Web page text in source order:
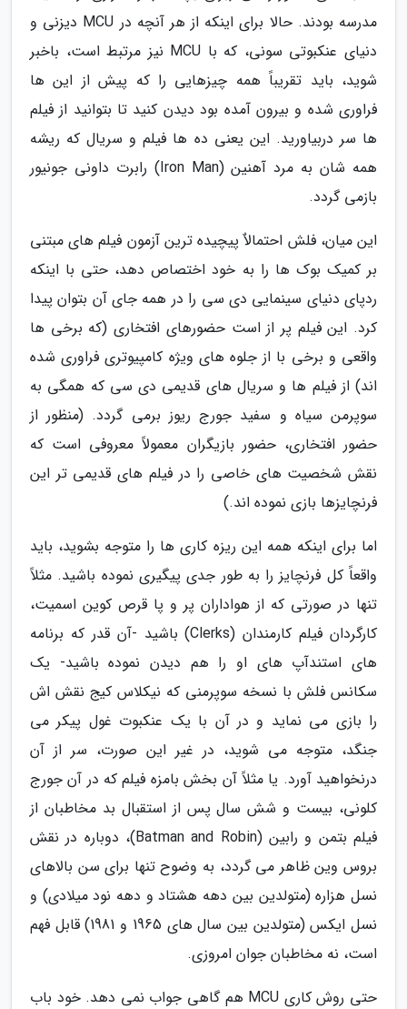
مدرسه بودند. حالا برای اینکه از هر آنچه در MCU دیزنی و
دنیای عنکبوتی سونی، که با MCU نیز مرتبط است، باخبر
شوید، باید تقریباً همه چیزهایی را که پیش از این ها
فراوری شده و بیرون آمده بود دیدن کنید تا بتوانید از فیلم
ها سر دربیاورید. این یعنی ده ها فیلم و سریال که ریشه
همه شان به مرد آهنین (Iron Man) رابرت داونی جونیور
بازمی گردد.
این میان، فلش احتمالاٌ پیچیده ترین آزمون فیلم های مبتنی
بر کمیک بوک ها را به خود اختصاص دهد، حتی با اینکه
ردپای دنیای سینمایی دی سی را در همه جای آن بتوان پیدا
کرد. این فیلم پر از است حضورهای افتخاری (که برخی ها
واقعی و برخی با از جلوه های ویژه کامپیوتری فراوری شده
اند) از فیلم ها و سریال های قدیمی دی سی که همگی به
سوپرمن سیاه و سفید جورج ریوز برمی گردد. (منظور از
حضور افتخاری، حضور بازیگران معمولاً معروفی است که
نقش شخصیت های خاصی را در فیلم های قدیمی تر این
فرنچایزها بازی نموده اند.)
اما برای اینکه همه این ریزه کاری ها را متوجه بشوید، باید
واقعاً کل فرنچایز را به طور جدی پیگیری نموده باشید. مثلاً
تنها در صورتی که از هواداران پر و پا قرص کوین اسمیت،
کارگردان فیلم کارمندان (Clerks) باشید -آن قدر که برنامه
های استندآپ های او را هم دیدن نموده باشید- یک
سکانس فلش با نسخه سوپرمنی که نیکلاس کیج نقش اش
را بازی می نماید و در آن با یک عنکبوت غول پیکر می
جنگد، متوجه می شوید، در غیر این صورت، سر از آن
درنخواهید آورد. یا مثلاً آن بخش بامزه فیلم که در آن جورج
کلونی، بیست و شش سال پس از استقبال بد مخاطبان از
فیلم بتمن و رابین (Batman and Robin)، دوباره در نقش
بروس وین ظاهر می گردد، به وضوح تنها برای سن بالاهای
نسل هزاره (متولدین بین دهه هشتاد و دهه نود میلادی) و
نسل ایکس (متولدین بین سال های 1965 و 1981) قابل فهم
است، نه مخاطبان جوان امروزی.
حتی روش کاری MCU هم گاهی جواب نمی دهد. خود باب